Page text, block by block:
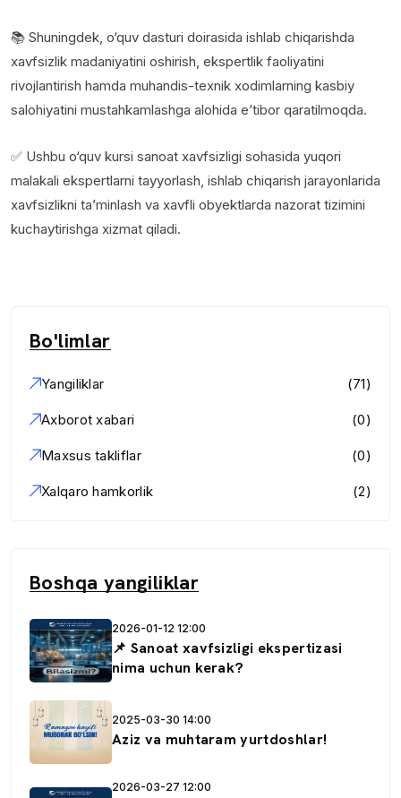
📚 Shuningdek, o‘quv dasturi doirasida ishlab chiqarishda
xavfsizlik madaniyatini oshirish, ekspertlik faoliyatini
rivojlantirish hamda muhandis-texnik xodimlarning kasbiy
salohiyatini mustahkamlashga alohida e’tibor qaratilmoqda.
✅ Ushbu o‘quv kursi sanoat xavfsizligi sohasida yuqori
malakali ekspertlarni tayyorlash, ishlab chiqarish jarayonlarida
xavfsizlikni ta’minlash va xavfli obyektlarda nazorat tizimini
kuchaytirishga xizmat qiladi.
Bo'limlar
Yangiliklar (71)
Axborot xabari (0)
Maxsus takliflar (0)
Xalqaro hamkorlik (2)
Boshqa yangiliklar
2026-01-12 12:00
📌 Sanoat xavfsizligi ekspertizasi
nima uchun kerak?
2025-03-30 14:00
Aziz va muhtaram yurtdoshlar!
2026-03-27 12:00